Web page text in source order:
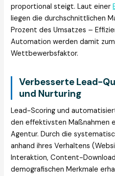
proportional steigt. Laut einer
liegen die durchschnittlichen
Prozent des Umsatzes –
Automation werden damit
Wettbewerbsfaktor.
Verbesserte Lead-
und Nurturing
Lead-Scoring und
den effektivsten Maßnahmen
Agentur. Durch die
anhand ihres Verhaltens
Interaktion, Content-
demografischen Merkmale